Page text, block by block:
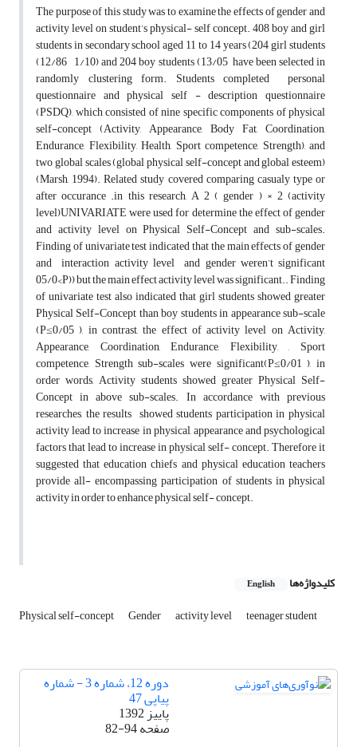
The purpose of this study was to examine the effects of gender and
activity level on student’s physical- self concept. 408 boy and girl
students in secondary school aged 11 to 14 years (204 girl students
(12/86 1/10) and 204 boy students (13/05 have been selected in
randomly clustering form. Students completed personal
questionnaire and physical self - description questionnaire
(PSDQ), which consisted of nine specific components of physical
self-concept (Activity, Appearance, Body Fat, Coordination,
Endurance, Flexibility, Health, Sport competence, Strength), and
two global scales (global physical self-concept and global esteem)
(Marsh, 1994). Related study covered comparing casualy type or
after occurance .in this research, A 2 ( gender ) × 2 (activity
level)UNIVARIATE were used for determine the effect of gender
and activity level on Physical Self-Concept and sub-scales.
Finding of univariate test indicated that the main effects of gender
and interaction activity level and gender weren’t significant
05/0<Р)) but the main effect activity level was significant.. Finding
of univariate test also indicated that girl students showed greater
Physical Self-Concept than boy students in appearance sub-scale
(P≤0/05 ), in contrast, the effect of activity level on Activity,
Appearance, Coordination, Endurance, Flexibility, , Sport
competence, Strength sub-scales were significant(P≤0/01 ), in
order words, Activity students showed greater Physical Self-
Concept in above sub-scales. In accordance with previous
researches, the results showed students participation in physical
activity lead to increase in physical, appearance and psychological
factors that lead to increase in physical self- concept. Therefore it
suggested that education chiefs and physical education teachers
provide all- encompassing participation of students in physical
activity in order to enhance physical self- concept.
کلیدواژه‌ها English
Physical self-concept Gender activity level teenager student
دوره 12، شماره 3 - شماره
پیاپی 47
پاییز 1392
صفحه82-94